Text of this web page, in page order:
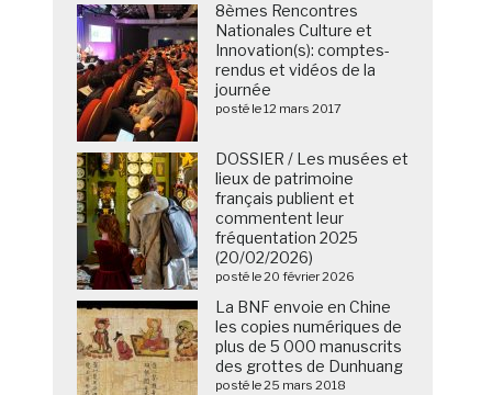
8èmes Rencontres
Nationales Culture et
Innovation(s): comptes-
rendus et vidéos de la
journée
posté le 12 mars 2017
DOSSIER / Les musées et
lieux de patrimoine
français publient et
commentent leur
fréquentation 2025
(20/02/2026)
posté le 20 février 2026
La BNF envoie en Chine
les copies numériques de
plus de 5 000 manuscrits
des grottes de Dunhuang
posté le 25 mars 2018